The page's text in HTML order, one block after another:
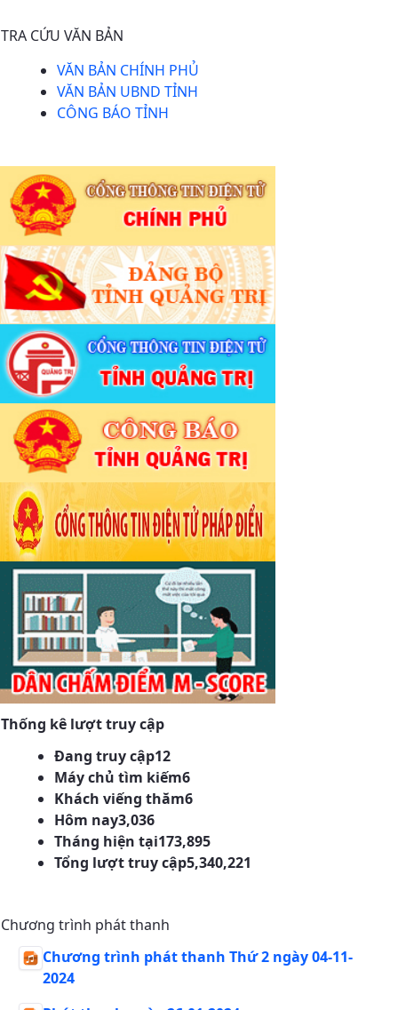
TRA CỨU VĂN BẢN
VĂN BẢN CHÍNH PHỦ
VĂN BẢN UBND TỈNH
CÔNG BÁO TỈNH
Thống kê lượt truy cập
Đang truy cập12
Máy chủ tìm kiếm6
Khách viếng thăm6
Hôm nay3,036
Tháng hiện tại173,895
Tổng lượt truy cập5,340,221
Chương trình phát thanh
Chương trình phát thanh Thứ 2 ngày 04-11-
2024